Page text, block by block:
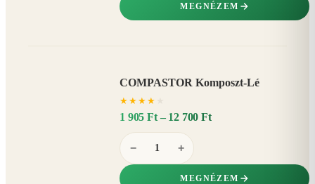
MEGNÉZEM
COMPASTOR Komposzt-Lé
★ ★ ★ ★
1 905 Ft – 12 700 Ft
− +
MEGNÉZEM